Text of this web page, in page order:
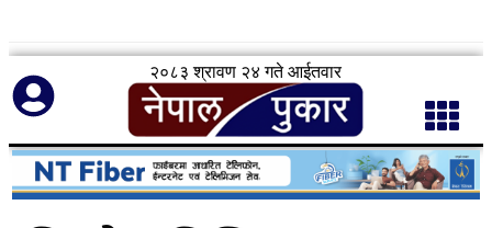
२०८३ श्रावण २४ गते आईतवार